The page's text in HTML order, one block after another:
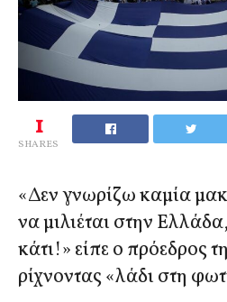
1
SHARES
«Δεν γνωρίζω καμία
να μιλιέται στην
κάτι!» είπε ο πρόεδρος
ρίχνοντας «λάδι στη